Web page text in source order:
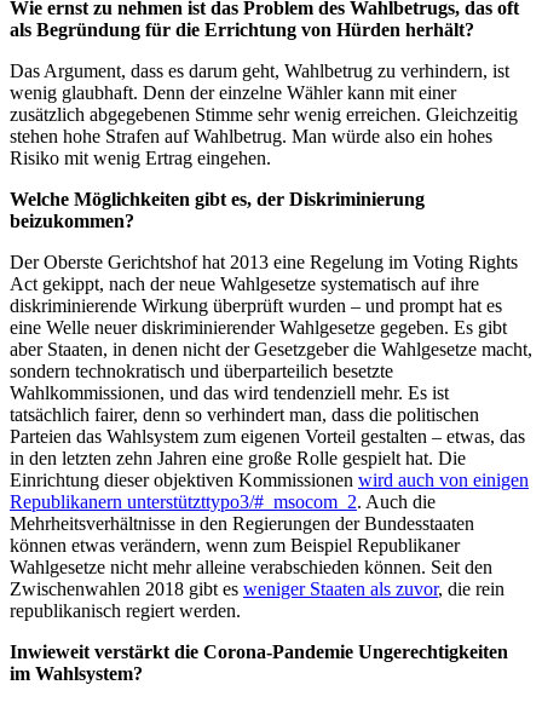
Wie ernst zu nehmen ist das Problem des Wahlbetrugs, das oft
als Begründung für die Errichtung von Hürden herhält?
Das Argument, dass es darum geht, Wahlbetrug zu verhindern, ist
wenig glaubhaft. Denn der einzelne Wähler kann mit einer
zusätzlich abgegebenen Stimme sehr wenig erreichen. Gleichzeitig
stehen hohe Strafen auf Wahlbetrug. Man würde also ein hohes
Risiko mit wenig Ertrag eingehen.
Welche Möglichkeiten gibt es, der Diskriminierung
beizukommen?
Der Oberste Gerichtshof hat 2013 eine Regelung im Voting Rights
Act gekippt, nach der neue Wahlgesetze systematisch auf ihre
diskriminierende Wirkung überprüft wurden – und prompt hat es
eine Welle neuer diskriminierender Wahlgesetze gegeben. Es gibt
aber Staaten, in denen nicht der Gesetzgeber die Wahlgesetze macht,
sondern technokratisch und überparteilich besetzte
Wahlkommissionen, und das wird tendenziell mehr. Es ist
tatsächlich fairer, denn so verhindert man, dass die politischen
Parteien das Wahlsystem zum eigenen Vorteil gestalten – etwas, das
in den letzten zehn Jahren eine große Rolle gespielt hat. Die
Einrichtung dieser objektiven Kommissionen wird auch von einigen
Republikanern unterstützttypo3/#_msocom_2. Auch die
Mehrheitsverhältnisse in den Regierungen der Bundesstaaten
können etwas verändern, wenn zum Beispiel Republikaner
Wahlgesetze nicht mehr alleine verabschieden können. Seit den
Zwischenwahlen 2018 gibt es weniger Staaten als zuvor, die rein
republikanisch regiert werden.
Inwieweit verstärkt die Corona-Pandemie Ungerechtigkeiten
im Wahlsystem?